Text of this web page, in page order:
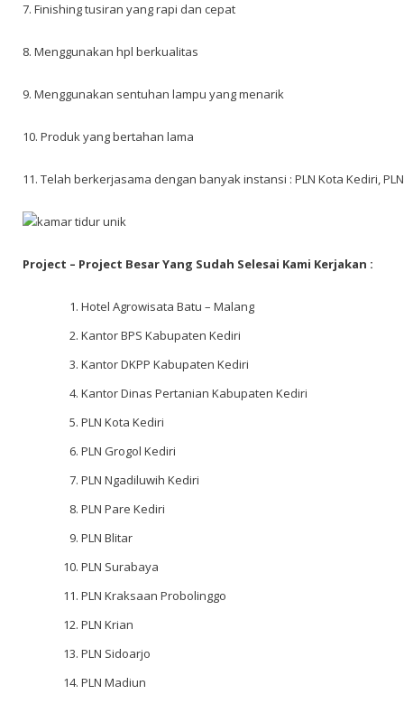
7. Finishing tusiran yang rapi dan cepat
8. Menggunakan hpl berkualitas
9. Menggunakan sentuhan lampu yang menarik
10. Produk yang bertahan lama
11. Telah berkerjasama dengan banyak instansi : PLN Kota Kediri,
Project – Project Besar Yang Sudah Selesai Kami Kerjakan :
Hotel Agrowisata Batu – Malang
Kantor BPS Kabupaten Kediri
Kantor DKPP Kabupaten Kediri
Kantor Dinas Pertanian Kabupaten Kediri
PLN Kota Kediri
PLN Grogol Kediri
PLN Ngadiluwih Kediri
PLN Pare Kediri
PLN Blitar
PLN Surabaya
PLN Kraksaan Probolinggo
PLN Krian
PLN Sidoarjo
PLN Madiun